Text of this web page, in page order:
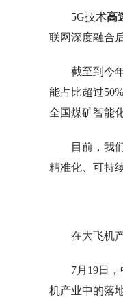
5G技术高
联网深度融合
截至到今
能占比超过
全国煤矿智能
目前，我
精准化、可持
在大飞机
7月19日
机产业中的落